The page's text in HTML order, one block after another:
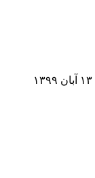
۱۳ آبان ۱۳۹۹